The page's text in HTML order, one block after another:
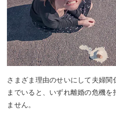
さまざま理由のせいにして夫婦関
までいると、いずれ離婚の危機を
ません。